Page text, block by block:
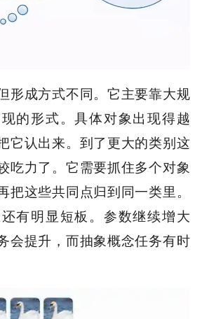
形成方式不同。它主要靠大规
的形式。具体对象出现得越
它认出来。到了更大的类别这
吃力了。它需要抓住多个对象
把这些共同点归到同一类里。
有明显短板。参数继续增大
会提升，而抽象概念任务有时